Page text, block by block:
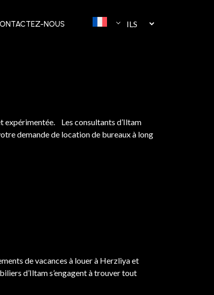
NOUS
expérimentée. Les consultants d’Iltam
demande de location de bureaux à long
de vacances à louer à Herzliya et
d’Iltam s’engagent à trouver tout